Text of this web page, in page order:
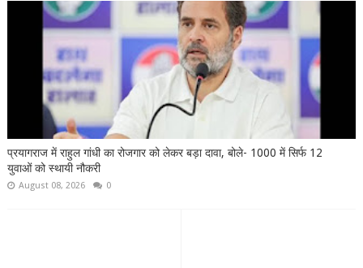
प्रयागराज में राहुल गांधी का रोजगार को लेकर बड़ा दावा, बोले- 1000 में सिर्फ 12
युवाओं को स्थायी नौकरी
August 08, 2026 0